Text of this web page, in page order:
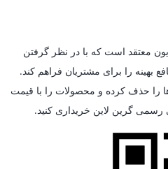
معتقد است که با در نظر گرفتن
بهینه را برای مشتریان فراهم کند.
را حذف کرده و محصولات را با قیمت
رسمی گرین لاین خریداری کنید.